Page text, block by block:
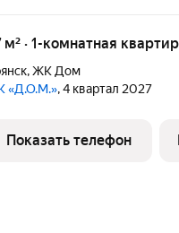
м² · 1-комнатная
,ЖК Дом
«Д.О.М.», 4 квартал 2027
Показать телефон